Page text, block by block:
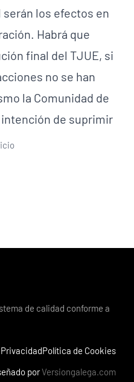
los efectos en
Habrá que
final del TJUE, si
no se han
la Comunidad de
intención de suprimir
de calidad conforme a
Política de Cookies
porVersiongalega.com